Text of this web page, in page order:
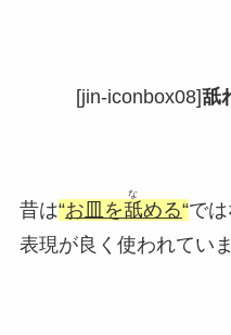
[jin-iconbox08]舐
昔は“お皿を舐
な
める“では
表現が良く使われていま